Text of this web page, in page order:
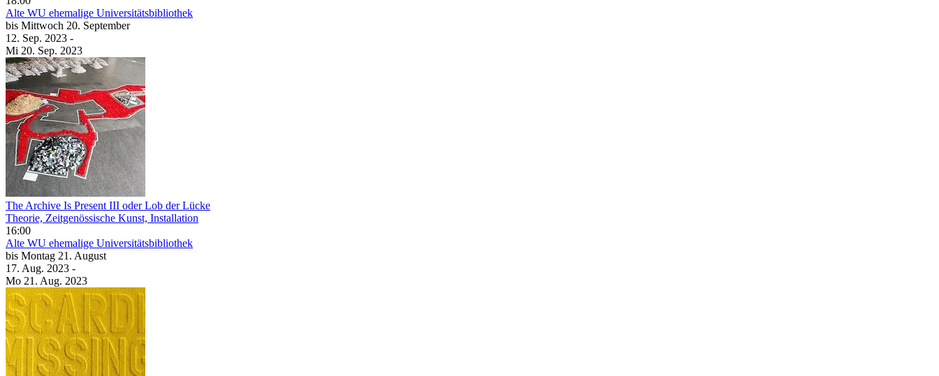
Alte WU ehemalige Universitätsbibliothek
bis Mittwoch 20. September
12. Sep. 2023 -
Mi 20. Sep. 2023
The Archive Is Present III oder Lob der Lücke
Theorie, Zeitgenössische Kunst, Installation
16:00
Alte WU ehemalige Universitätsbibliothek
bis Montag 21. August
17. Aug. 2023 -
Mo 21. Aug. 2023